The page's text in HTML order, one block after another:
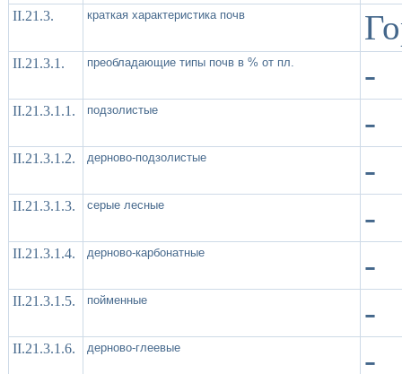
II.21.3. краткая характеристика почв
II.21.3.1. преобладающие типы почв в % от пл. -
II.21.3.1.1. подзолистые -
II.21.3.1.2. дерново-подзолистые -
II.21.3.1.3. серые лесные -
II.21.3.1.4. дерново-карбонатные -
II.21.3.1.5. пойменные -
II.21.3.1.6. дерново-глеевые -